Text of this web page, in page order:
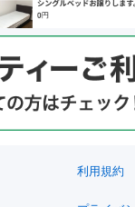
利用規約